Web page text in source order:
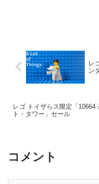
レ
ン
レゴ トイザらス限定「10664
ト・タワー」セール
コメント